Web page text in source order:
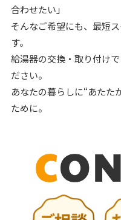
合わせたい」
そんなご希望にも、最短
す。
給湯器の交換・取り付け
ださい。
あなたの暮らしに“あたた
ために。